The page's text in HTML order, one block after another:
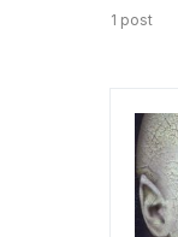
1 post